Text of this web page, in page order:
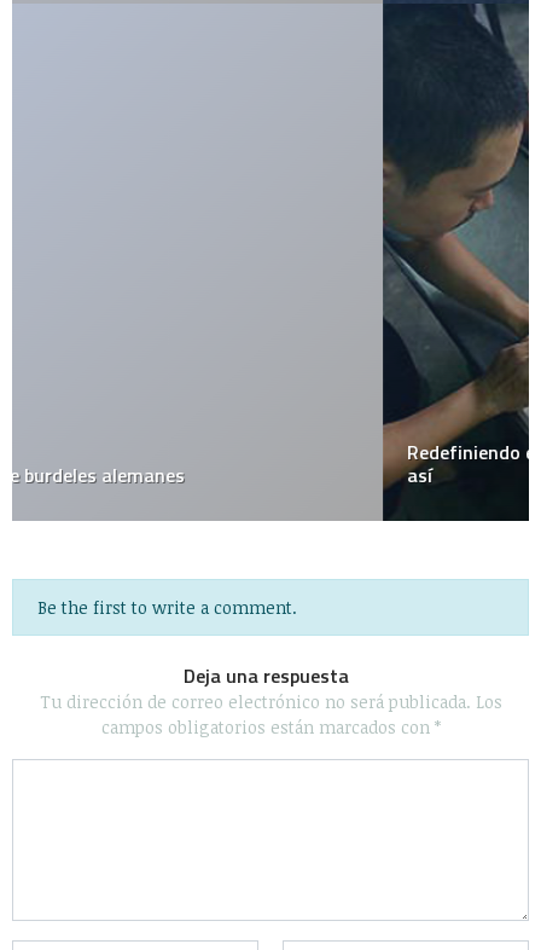
Redefiniendo el canibalismo de forma artística, algo
así
Be the first to write a comment.
Deja una respuesta
Tu dirección de correo electrónico no será publicada. Los
campos obligatorios están marcados con *